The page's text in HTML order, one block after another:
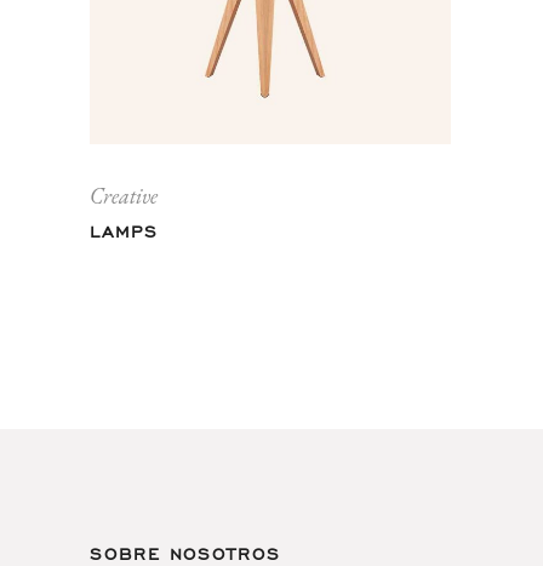
Creative
LAMPS
SOBRE NOSOTROS